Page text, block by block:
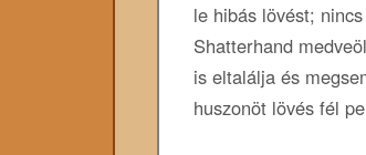
le hibás lövést;
Shatterhand
is eltalálja és
huszonöt lövés fél